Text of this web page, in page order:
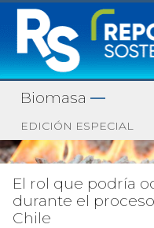
Biomasa —
EDICIÓN ESPECIAL
El rol que podría
durante el
Chile